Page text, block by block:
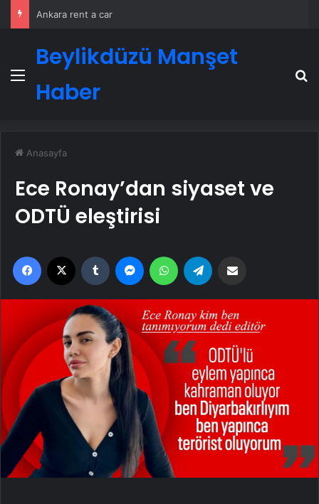
Ankara rent a car
Menü
Beylikdüzü Manşet
Haber
Anasayfa
Ece Ronay’dan siyaset ve
ODTÜ eleştirisi
Facebook Tumblr MessengerWhatsApp